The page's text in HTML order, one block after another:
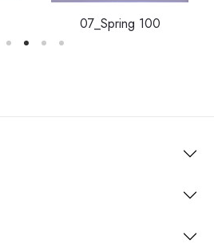
07_Spring 100